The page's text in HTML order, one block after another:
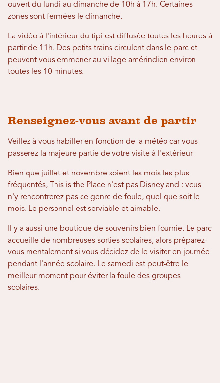
ouvert du lundi au dimanche de 10h à 17h. Certaines
zones sont fermées le dimanche.
La vidéo à l'intérieur du tipi est diffusée toutes les heures à
partir de 11h. Des petits trains circulent dans le parc et
peuvent vous emmener au village amérindien environ
toutes les 10 minutes.
Renseignez-vous avant de partir
Veillez à vous habiller en fonction de la météo car vous
passerez la majeure partie de votre visite à l'extérieur.
Bien que juillet et novembre soient les mois les plus
fréquentés, This is the Place n'est pas Disneyland : vous
n'y rencontrerez pas ce genre de foule, quel que soit le
mois. Le personnel est serviable et aimable.
Il y a aussi une boutique de souvenirs bien fournie. Le parc
accueille de nombreuses sorties scolaires, alors préparez-
vous mentalement si vous décidez de le visiter en journée
pendant l'année scolaire. Le samedi est peut-être le
meilleur moment pour éviter la foule des groupes
scolaires.